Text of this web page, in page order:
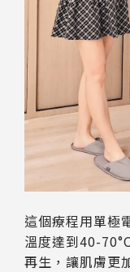
這個療程用單極
溫度達到40-
再生，讓肌膚更